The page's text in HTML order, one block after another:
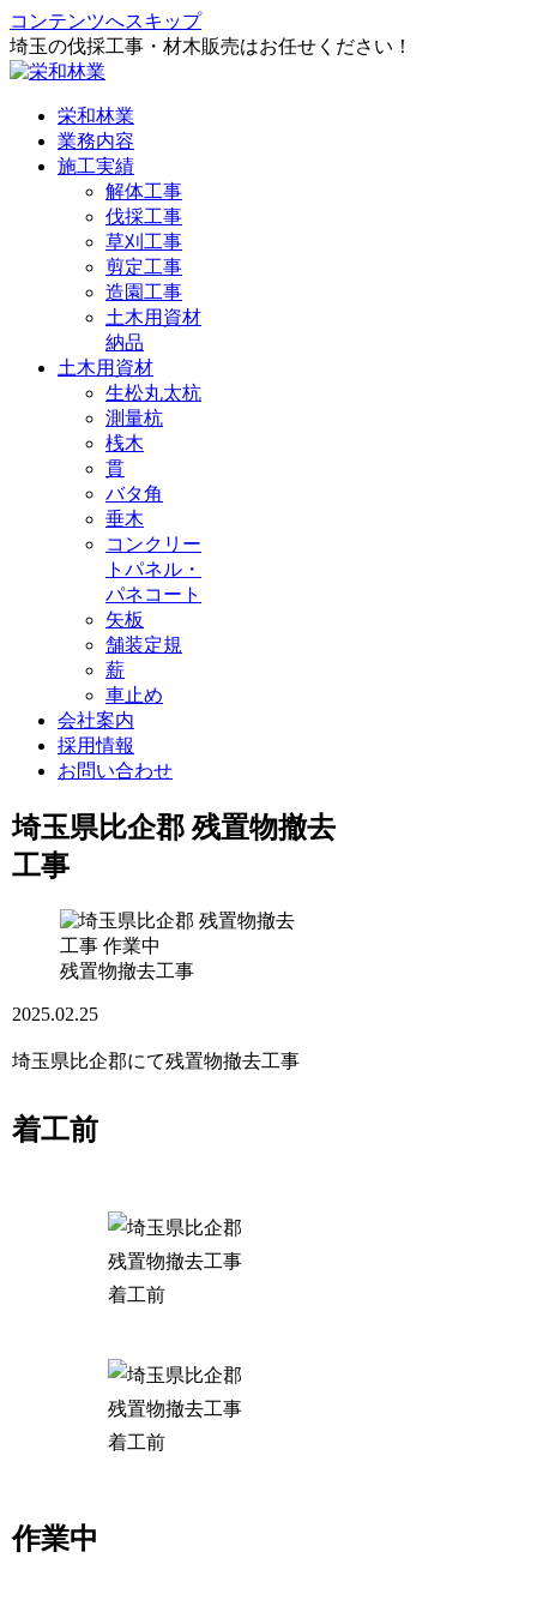
コンテンツへスキップ
埼玉の伐採工事・材木販売はお任せください！
栄和林業
業務内容
施工実績
解体工事
伐採工事
草刈工事
剪定工事
造園工事
土木用資材
納品
土木用資材
生松丸太杭
測量杭
桟木
貫
バタ角
垂木
コンクリー
トパネル・
パネコート
矢板
舗装定規
薪
車止め
会社案内
採用情報
お問い合わせ
埼玉県比企郡 残置物撤去
工事
残置物撤去工事
2025.02.25
埼玉県比企郡にて残置物撤去工事
着工前
作業中